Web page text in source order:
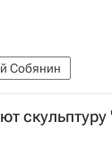
Собянин